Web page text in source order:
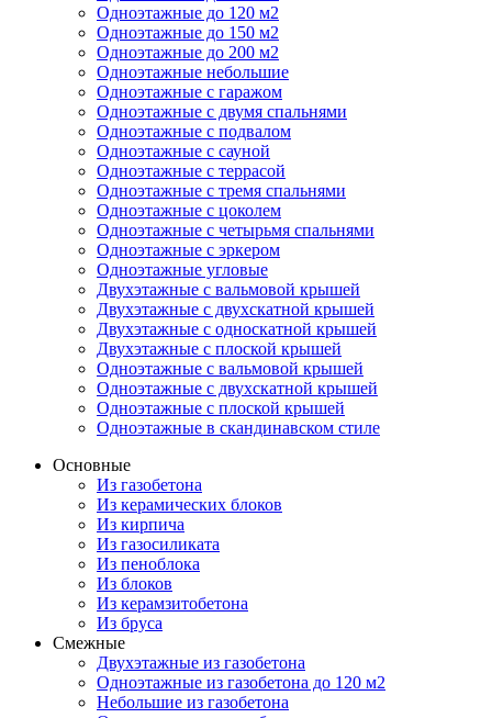
Одноэтажные до 120 м2
Одноэтажные до 150 м2
Одноэтажные до 200 м2
Одноэтажные небольшие
Одноэтажные с гаражом
Одноэтажные с двумя спальнями
Одноэтажные с подвалом
Одноэтажные с сауной
Одноэтажные с террасой
Одноэтажные с тремя спальнями
Одноэтажные с цоколем
Одноэтажные с четырьмя спальнями
Одноэтажные с эркером
Одноэтажные угловые
Двухэтажные с вальмовой крышей
Двухэтажные с двухскатной крышей
Двухэтажные с односкатной крышей
Двухэтажные с плоской крышей
Одноэтажные с вальмовой крышей
Одноэтажные с двухскатной крышей
Одноэтажные с плоской крышей
Одноэтажные в скандинавском стиле
Основные
Из газобетона
Из керамических блоков
Из кирпича
Из газосиликата
Из пеноблока
Из блоков
Из керамзитобетона
Из бруса
Смежные
Двухэтажные из газобетона
Одноэтажные из газобетона до 120 м2
Небольшие из газобетона